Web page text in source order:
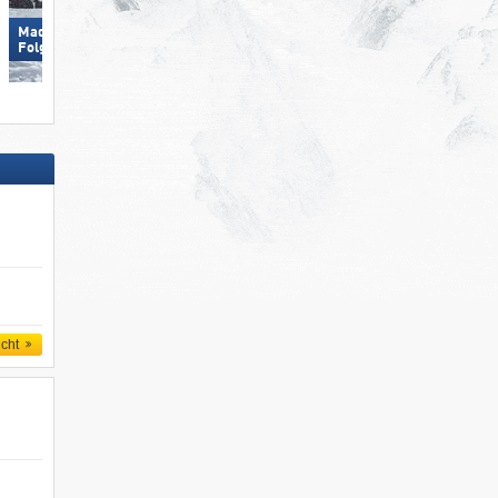
Madonna di Campiglio/​Pinzolo/​
Folgàrida/​Marilleva
Silvretta Montafon